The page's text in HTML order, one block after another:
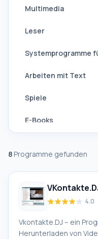
Multimedia
Leser
Systemprogramme
Arbeiten mit Text
Spiele
E-Books
Alle Übersetzer
8 Programme gefunden
4.0
Vkontakte.DJ – ein
Herunterladen von